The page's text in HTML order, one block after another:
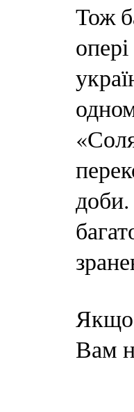
Тож
Якщо
Вам